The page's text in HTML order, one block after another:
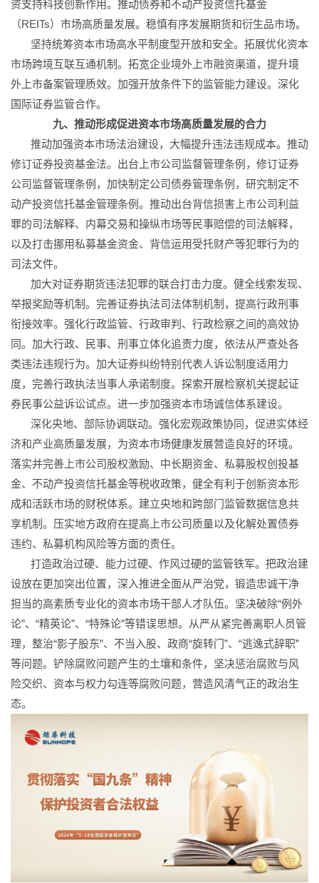
资支持科技创新作用。推动债券和不动产投资信托基金
（REITs）市场高质量发展。稳慎有序发展期货和衍生品市场。
坚持统筹资本市场高水平制度型开放和安全。拓展优化资本
市场跨境互联互通机制。拓宽企业境外上市融资渠道，提升境
外上市备案管理质效。加强开放条件下的监管能力建设。深化
国际证券监管合作。
九、推动形成促进资本市场高质量发展的合力
推动加强资本市场法治建设，大幅提升违法违规成本。推动
修订证券投资基金法。出台上市公司监督管理条例，修订证券
公司监督管理条例，加快制定公司债券管理条例，研究制定不
动产投资信托基金管理条例。推动出台背信损害上市公司利益
罪的司法解释、内幕交易和操纵市场等民事赔偿的司法解释，
以及打击挪用私募基金资金、背信运用受托财产等犯罪行为的
司法文件。
加大对证券期货违法犯罪的联合打击力度。健全线索发现、
举报奖励等机制。完善证券执法司法体制机制，提高行政刑事
衔接效率。强化行政监管、行政审判、行政检察之间的高效协
同。加大行政、民事、刑事立体化追责力度，依法从严查处各
类违法违规行为。加大证券纠纷特别代表人诉讼制度适用力
度，完善行政执法当事人承诺制度。探索开展检察机关提起证
券民事公益诉讼试点。进一步加强资本市场诚信体系建设。
深化央地、部际协调联动。强化宏观政策协同，促进实体经
济和产业高质量发展，为资本市场健康发展营造良好的环境。
落实并完善上市公司股权激励、中长期资金、私募股权创投基
金、不动产投资信托基金等税收政策，健全有利于创新资本形
成和活跃市场的财税体系。建立央地和跨部门监管数据信息共
享机制。压实地方政府在提高上市公司质量以及化解处置债券
违约、私募机构风险等方面的责任。
打造政治过硬、能力过硬、作风过硬的监管铁军。把政治建
设放在更加突出位置，深入推进全面从严治党，锻造忠诚干净
担当的高素质专业化的资本市场干部人才队伍。坚决破除“例外
论”、“精英论”、“特殊论”等错误思想。从严从紧完善离职人员管
理，整治“影子股东”、不当入股、政商“旋转门”、“逃逸式辞职”
等问题。铲除腐败问题产生的土壤和条件，坚决惩治腐败与风
险交织、资本与权力勾连等腐败问题，营造风清气正的政治生
态。